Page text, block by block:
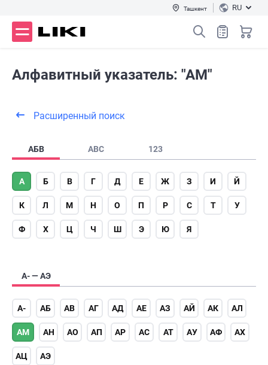
Ташкент RU
Алфавитный указатель: "АМ"
Расширенный поиск
АБВ ABC 123
А Б В Г Д Е Ж З И Й
К Л М Н О П Р С Т У
Ф Х Ц Ч Ш Э Ю Я
А- — АЭ
А- АБ АВ АГ АД АЕ АЗ АЙ АК АЛ
АМ АН АО АП АР АС АТ АУ АФ АХ
АЦ АЭ